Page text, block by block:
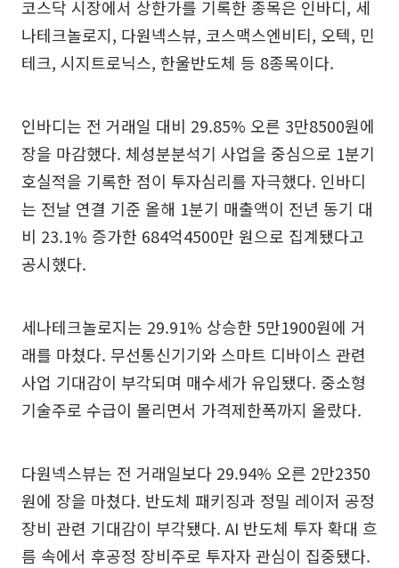
코스닥 시장에서 상한가를 기록한 종목은 인바디, 세
나테크놀로지, 다원넥스뷰, 코스맥스엔비티, 오텍, 민
테크, 시지트로닉스, 한울반도체 등 8종목이다.
인바디는 전 거래일 대비 29.85% 오른 3만8500원에
장을 마감했다. 체성분분석기 사업을 중심으로 1분기
호실적을 기록한 점이 투자심리를 자극했다. 인바디
는 전날 연결 기준 올해 1분기 매출액이 전년 동기 대
비 23.1% 증가한 684억4500만 원으로 집계됐다고
공시했다.
세나테크놀로지는 29.91% 상승한 5만1900원에 거
래를 마쳤다. 무선통신기기와 스마트 디바이스 관련
사업 기대감이 부각되며 매수세가 유입됐다. 중소형
기술주로 수급이 몰리면서 가격제한폭까지 올랐다.
다원넥스뷰는 전 거래일보다 29.94% 오른 2만2350
원에 장을 마쳤다. 반도체 패키징과 정밀 레이저 공정
장비 관련 기대감이 부각됐다. AI 반도체 투자 확대 흐
름 속에서 후공정 장비주로 투자자 관심이 집중됐다.